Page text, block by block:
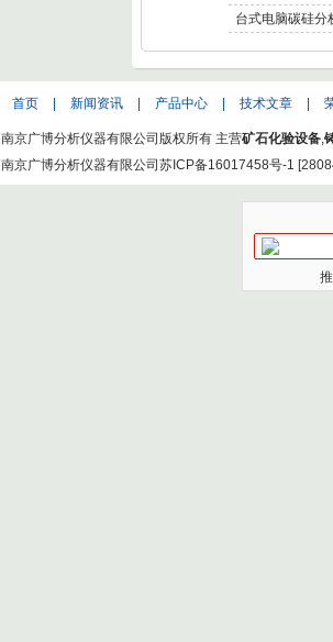
台式电脑碳硅分
首页 新闻资讯 产品中心 技术文章
南京广博分析仪器有限公司版权所有 主营矿石化验设备,
南京广博分析仪器有限公司 苏ICP备16017458号-1 [